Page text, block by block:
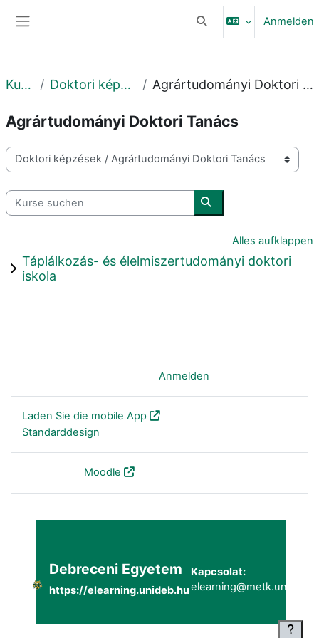
SucheingabeAnmelden
Kurse Doktori képzések Agrártudományi Doktori Tanács
Agrártudományi Doktori Tanács
Kursbereiche
Kurse suchen
Kurse suchen
Alles aufklappen
Táplálkozás- és élelmiszertudományi doktori
iskola
Anmelden
Laden Sie die mobile App
Standarddesign
Moodle
Debreceni Egyetem
https://elearning.unideb.hu
Kapcsolat: